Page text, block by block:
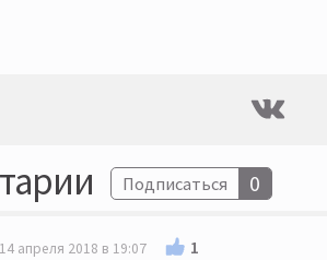
Подписаться 0
14 апреля 2018 в 19:07 1